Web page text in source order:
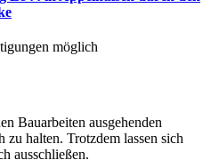
möglich
Bauarbeiten ausgehenden
halten. Trotzdem lassen sich
ausschließen.